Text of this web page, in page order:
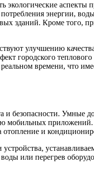
экологические аспекты
энергии,
зданий. Кроме того,
улучшению
городского
времени, что
безопасности. Умные
мобильных
отопление и
или перегрев